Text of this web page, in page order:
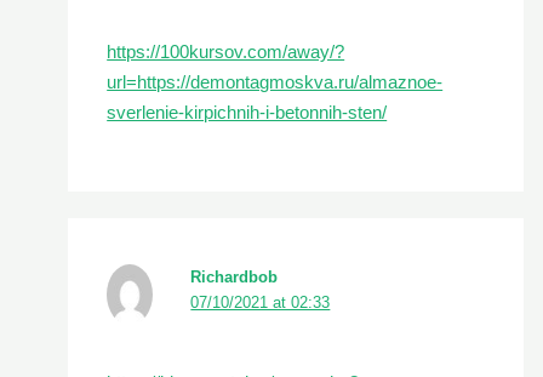
https://100kursov.com/away/?
url=https://demontagmoskva.ru/almaznoe-
sverlenie-kirpichnih-i-betonnih-sten/
Richardbob
07/10/2021 at 02:33